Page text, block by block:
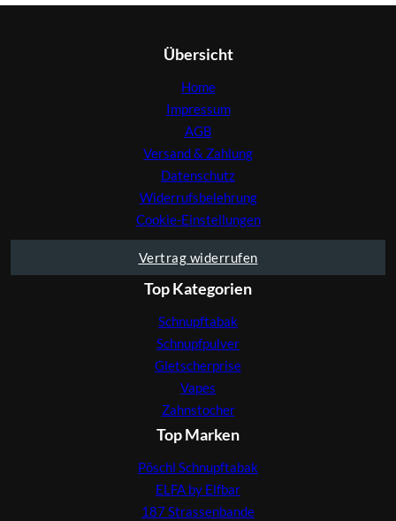
Übersicht
Home
Impressum
AGB
Versand & Zahlung
Datenschutz
Widerrufsbelehrung
Cookie-Einstellungen
Vertrag widerrufen
Top Kategorien
Schnupftabak
Schnupfpulver
Gletscherprise
Vapes
Zahnstocher
Top Marken
Pöschl Schnupftabak
ELFA by Elfbar
187 Strassenbande